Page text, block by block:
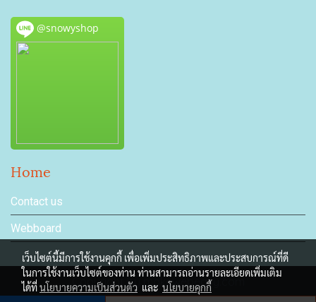
@snowyshop
Home
Contact us
Webboard
Copyright by makewebeasy.com
เว็บไซต์นี้มีการใช้งานคุกกี้ เพื่อเพิ่มประสิทธิภาพและประสบการณ์ที่ดี
ในการใช้งานเว็บไซต์ของท่าน ท่านสามารถอ่านรายละเอียดเพิ่มเติม
ได้ที่นโยบายความเป็นส่วนตัว และ นโยบายคุกกี้